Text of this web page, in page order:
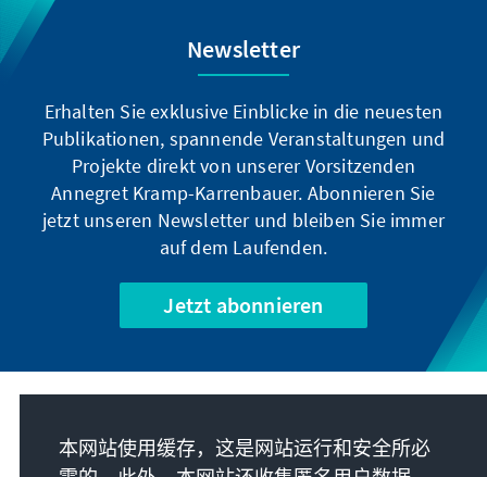
Newsletter
Erhalten Sie exklusive Einblicke in die neuesten
Publikationen, spannende Veranstaltungen und
Projekte direkt von unserer Vorsitzenden
Annegret Kramp-Karrenbauer. Abonnieren Sie
jetzt unseren Newsletter und bleiben Sie immer
auf dem Laufenden.
Jetzt abonnieren
本网站使用缓存，这是网站运行和安全所必